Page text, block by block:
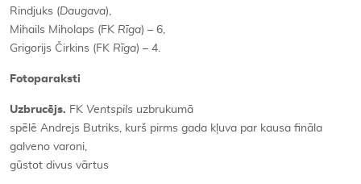
Rindjuks (Daugava),
Mihails Miholaps (FK Rīga) – 6,
Grigorijs Čirkins (FK Rīga) – 4.
Fotoparaksti
Uzbrucējs. FK Ventspils uzbrukumā
spēlē Andrejs Butriks, kurš pirms gada kļuva par kausa fināla
galveno varoni,
gūstot divus vārtus